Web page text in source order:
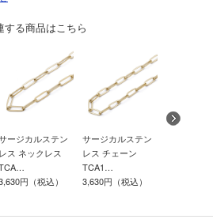
する商品はこちら
ージカルステン
レス ネックレス
円（税込）
サージカルステン
レス チェーン
TCA1…
3,630円（税込）